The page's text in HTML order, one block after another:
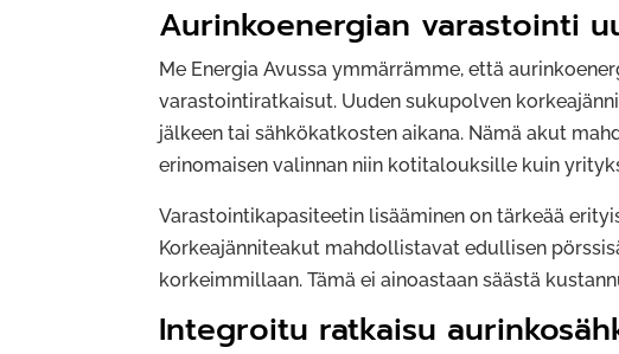
Aurinkoenergian varastointi
Me Energia Avussa ymmärrämme, että
varastointiratkaisut. Uuden sukupolven
jälkeen tai sähkökatkosten aikana. Nämä akut
erinomaisen valinnan niin kotitalouksille kuin
Varastointikapasiteetin lisääminen on tärkeää
Korkeajänniteakut mahdollistavat edullisen
korkeimmillaan. Tämä ei ainoastaan säästä
Integroitu ratkaisu